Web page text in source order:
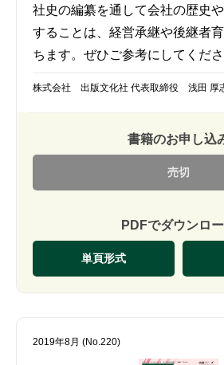
社史の編纂を通して会社の歴史
することは、経営承継や後継者
ちます。ぜひご参考にしてくださ
株式会社 出版文化社 代表取締役 浅田
書籍のお申し込
売切
PDFでダウンロ
単頁形式
2019年8月 (No.220)